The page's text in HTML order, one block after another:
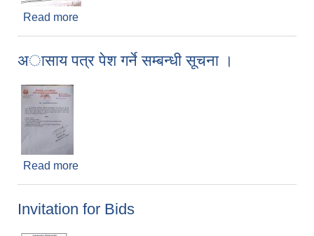
Read more
अासाय पत्र पेश गर्ने सम्बन्धी सूचना ।
Read more
Invitation for Bids